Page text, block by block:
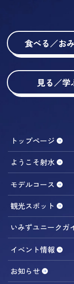
食べる／お
見る／学
トップページ
ようこそ射水
モデルコース
観光スポット
食べる／おみや
休む／宿泊する
いみずユニークガ
内川周辺
内川さんぽ
イベント情報
お知らせ